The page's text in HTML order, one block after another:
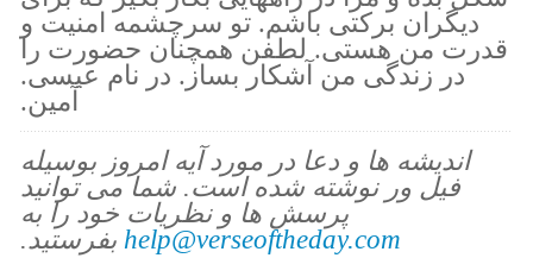
دیگران برکتی باشم. تو سرچشمه امنیت و
قدرت من هستی. لطفن همچنان حضورت را
در زندگی من آشکار بساز. در نام عیسی.
آمین.
اندیشه ها و دعا در مورد آیه امروز بوسیله
فیل ور نوشته شده است. شما می توانید
پرسش ها و نظریات خود را به
help@verseoftheday.com بفرستید.